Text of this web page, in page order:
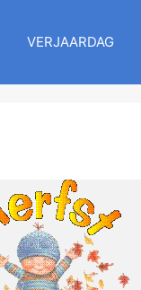
VERJAARDAG